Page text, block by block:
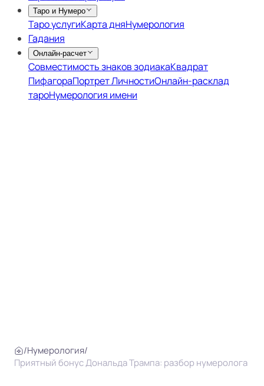
/Нумерология/
Приятный бонус Дональда Трампа: разбор нумеролога